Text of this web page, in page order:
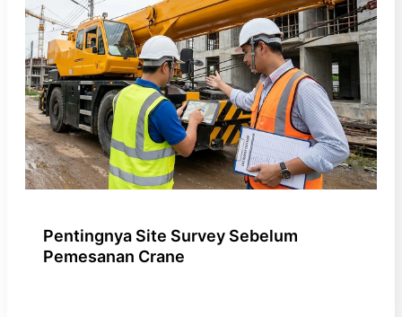
Pentingnya Site Survey Sebelum
Pemesanan Crane